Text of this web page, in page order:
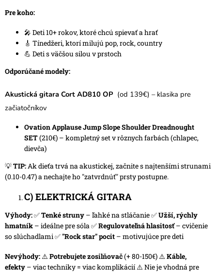
Pre koho:
🎤 Deti 10+ rokov, ktoré chcú spievať a hrať
🎸 Tínedžeri, ktorí milujú pop, rock, country
💪 Deti s väčšou silou v prstoch
Odporúčané modely:
Akustická gitara Cort AD810 OP (od 139€) – klasika pre
začiatočníkov
Ovation Applause Jump Slope Shoulder Dreadnought
SET(210€) – kompletný set v rôznych farbách (chlapec,
dievča)
💡TIP: Ak dieťa trvá na akustickej, začnite s najtenšími strunami
(0.10-0.47) a nechajte ho "zatvrdnúť" prsty postupne.
C) ELEKTRICKÁ GITARA
Výhody:✅Tenké struny – ľahké na stláčanie ✅Užší, rýchly
hmatník – ideálne pre sóla ✅Regulovateľná hlasitosť– cvičenie
so slúchadlami ✅ "Rock star" pocit – motivujúce pre deti
Nevýhody: ⚠️ Potrebujete zosilňovač(+ 80-150€) ⚠️ Káble,
efekty – viac techniky = viac komplikácií ⚠️ Nie je vhodná pre